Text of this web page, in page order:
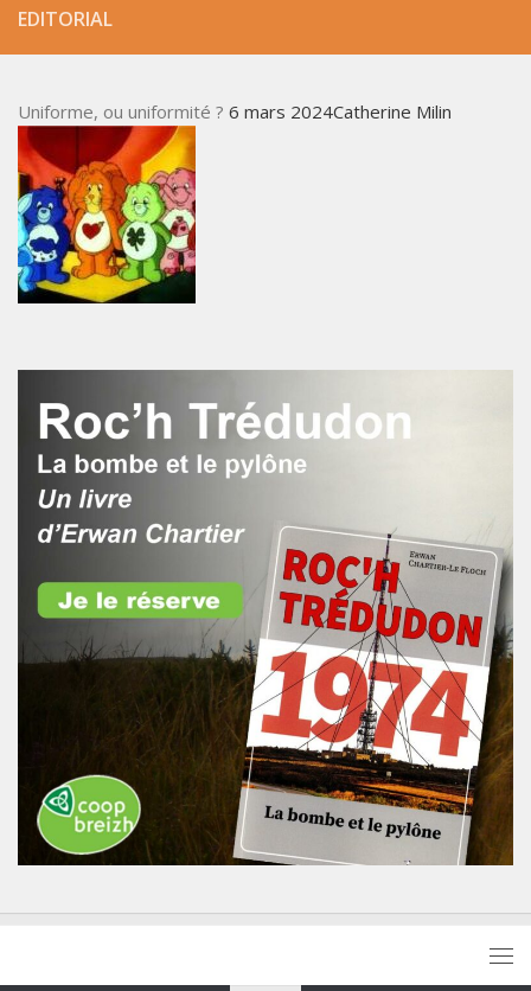
EDITORIAL
Uniforme, ou uniformité ? 6 mars 2024Catherine Milin